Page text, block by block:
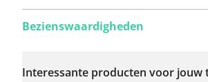
problemen op deze
Bezienswaardigheden
Interessante producten voor jouw